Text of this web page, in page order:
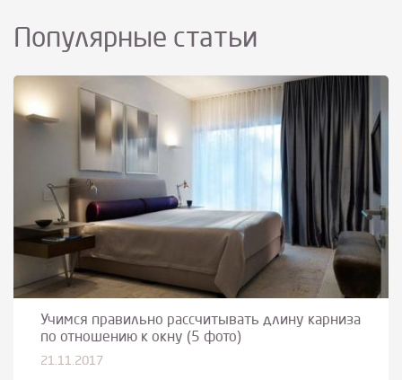
Популярные статьи
Учимся правильно рассчитывать длину карниза
по отношению к окну (5 фото)
21.11.2017